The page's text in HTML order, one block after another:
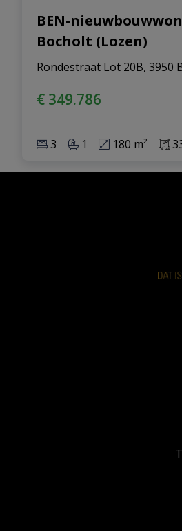
BEN-
Bocholt (Lozen)
Rondestraat Lot 20B, 3950
€ 349.786
3 1 180 m²